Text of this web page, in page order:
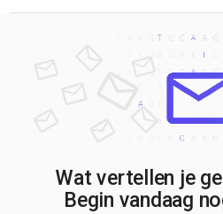
Wat vertellen je
Begin vandaag